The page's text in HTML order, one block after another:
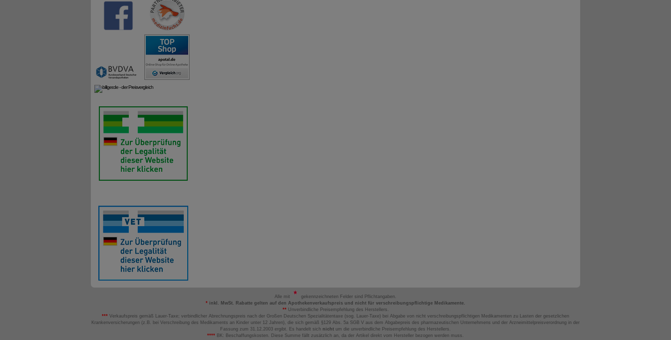
Alle mit
gekennzeichneten Felder sind Pflichtangaben.
* inkl. MwSt. Rabatte gelten auf den Apothekenverkaufspreis und nicht für verschreibungspflichtige Medikamente.
**Unverbindliche Preisempfehlung des Herstellers.
*** Verkaufspreis gemäß Lauer-Taxe; verbindlicher Abrechnungspreis nach der Großen Deutschen Spezialitätentaxe (sog. Lauer-Taxe) bei Abgabe von nicht verschreibungspflichtigen Medikamenten zu Lasten der gesetzlichen
Krankenversicherungen (z.B. bei Verschreibung des Medikaments an Kinder unter 12 Jahren), die sich gemäß §129 Abs. 5a SGB V aus dem Abgabepreis des pharmazeutischen Unternehmens und der Arzneimittelpreisverordnung in der
Fassung zum 31.12.2003 ergibt. Es handelt sich nicht um die unverbindliche Preisempfehlung des Herstellers.
**** BK: Beschaffungskosten. Diese Summe fällt zusätzlich an, da der Artikel direkt vom Hersteller bezogen werden muss.